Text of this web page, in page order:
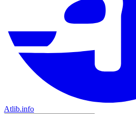
Atlib.info